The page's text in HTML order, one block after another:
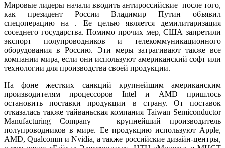
Мировые лидеры начали вводить антироссийские после того,
как президент России Владимир Путин объявил
спецоперацию на . Ее целью является демилитаризация
соседнего государства. Помимо прочих мер, США запретили
экспорт полупроводников и телекоммуникационного
оборудования в Россию. Эти меры затрагивают также все
компании мира, если они используют американский софт или
технологии для производства своей продукции.
На фоне жестких санкций крупнейшим американским
производителям процессоров Intel и AMD пришлось
остановить поставки продукции в страну. От поставок
отказалась также тайваньская компания Taiwan Semiconductor
Manufacturing Company — крупнейший производитель
полупроводников в мире. Ее продукцию используют Apple,
AMD, Qualcomm и Nvidia, а также российские дизайн-центры,